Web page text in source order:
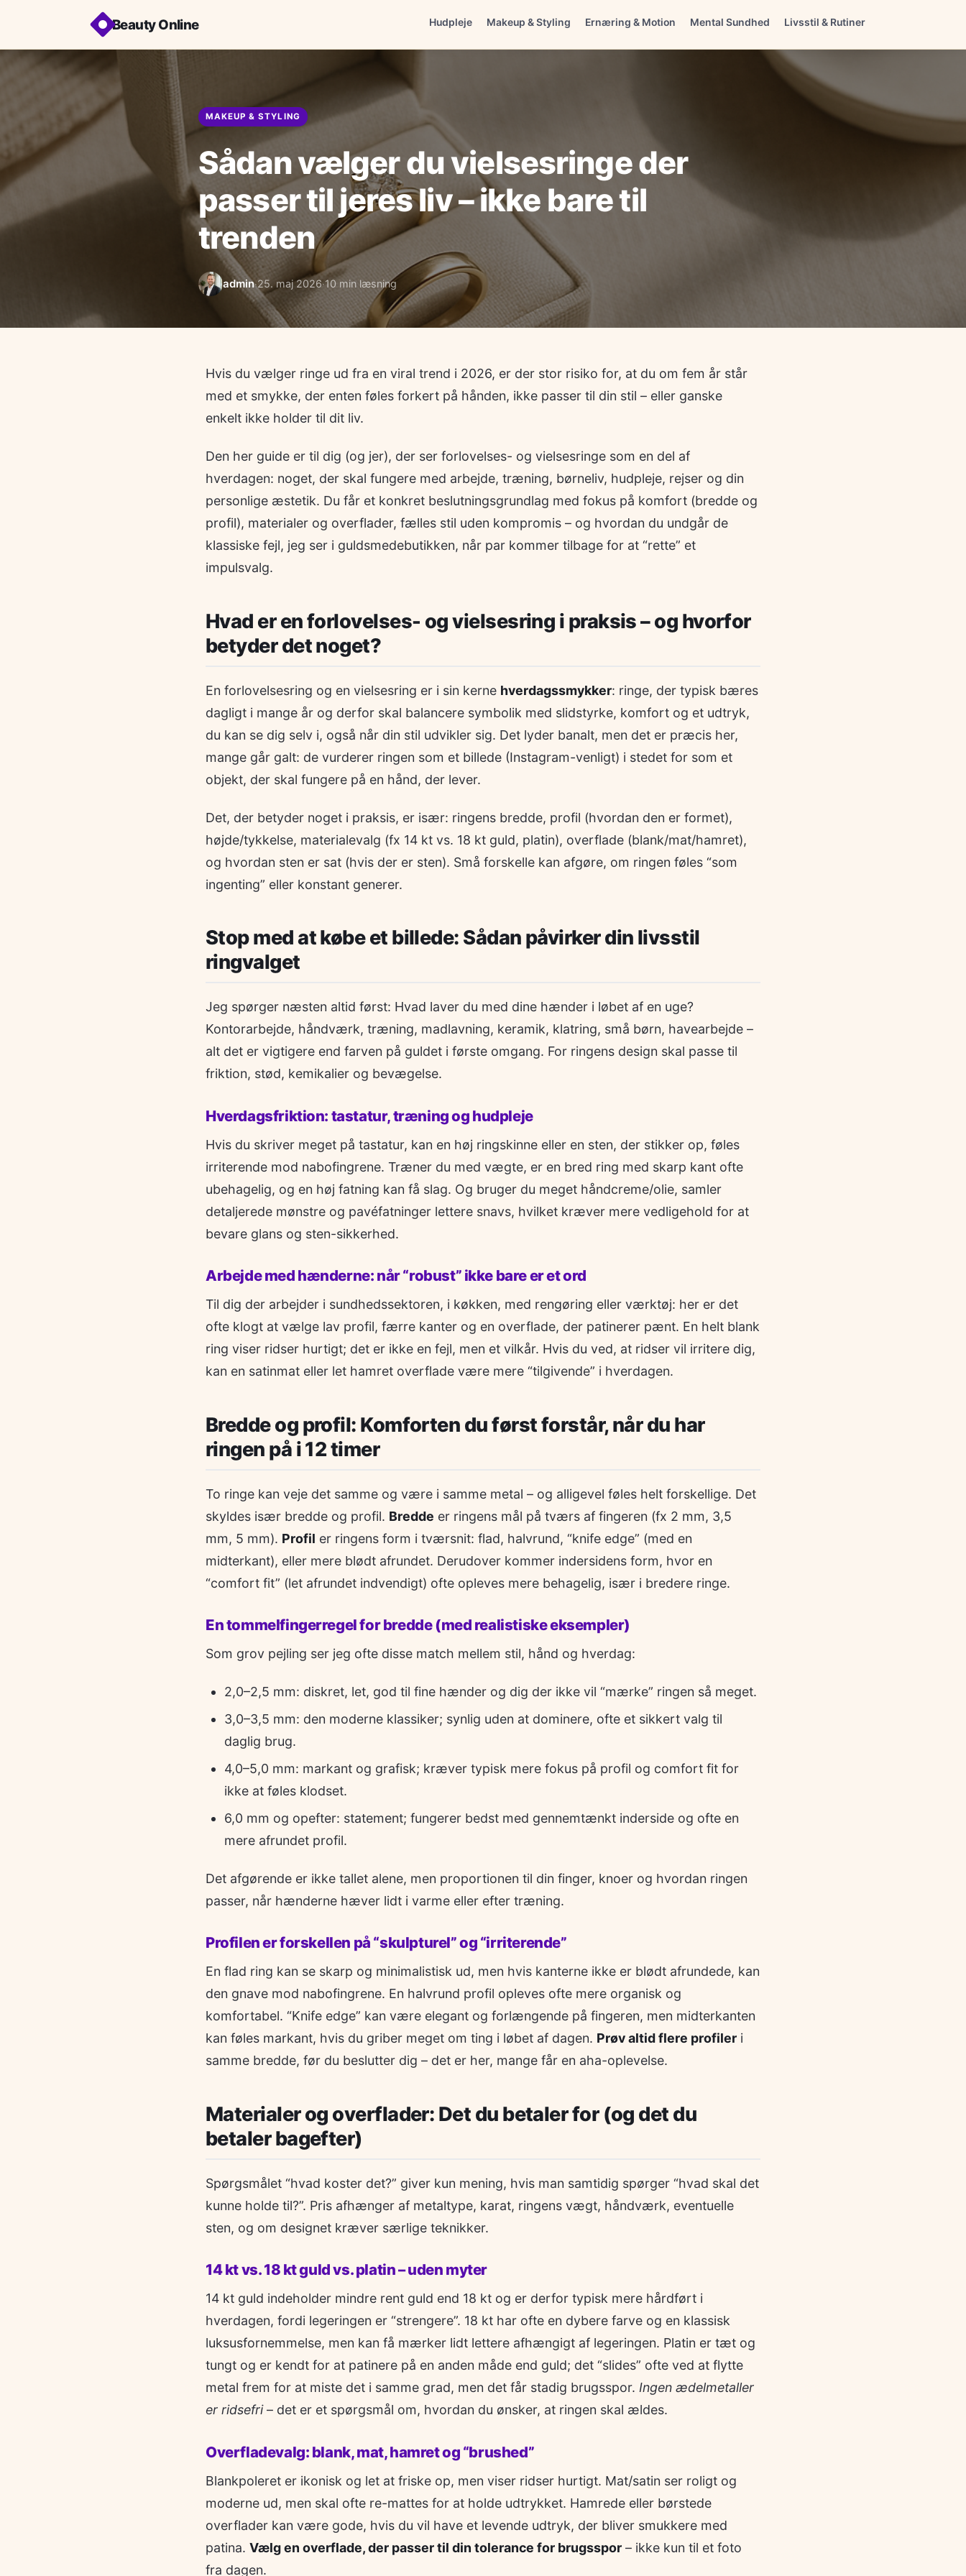
Beauty Online Hudpleje Makeup & Styling Ernæring & Motion Mental Sundhed Livsstil & Rutiner
MAKEUP & STYLING
Sådan vælger du vielsesringe der
passer til jeres liv – ikke bare til
trenden
admin·25. maj 2026·10 min læsning
Hvis du vælger ringe ud fra en viral trend i 2026, er der stor risiko for, at du om fem år står
med et smykke, der enten føles forkert på hånden, ikke passer til din stil – eller ganske
enkelt ikke holder til dit liv.
Den her guide er til dig (og jer), der ser forlovelses- og vielsesringe som en del af
hverdagen: noget, der skal fungere med arbejde, træning, børneliv, hudpleje, rejser og din
personlige æstetik. Du får et konkret beslutningsgrundlag med fokus på komfort (bredde og
profil), materialer og overflader, fælles stil uden kompromis – og hvordan du undgår de
klassiske fejl, jeg ser i guldsmedebutikken, når par kommer tilbage for at “rette” et
impulsvalg.
Hvad er en forlovelses- og vielsesring i praksis – og hvorfor
betyder det noget?
En forlovelsesring og en vielsesring er i sin kerne hverdagssmykker: ringe, der typisk bæres
dagligt i mange år og derfor skal balancere symbolik med slidstyrke, komfort og et udtryk,
du kan se dig selv i, også når din stil udvikler sig. Det lyder banalt, men det er præcis her,
mange går galt: de vurderer ringen som et billede (Instagram-venligt) i stedet for som et
objekt, der skal fungere på en hånd, der lever.
Det, der betyder noget i praksis, er især: ringens bredde, profil (hvordan den er formet),
højde/tykkelse, materialevalg (fx 14 kt vs. 18 kt guld, platin), overflade (blank/mat/hamret),
og hvordan sten er sat (hvis der er sten). Små forskelle kan afgøre, om ringen føles “som
ingenting” eller konstant generer.
Stop med at købe et billede: Sådan påvirker din livsstil
ringvalget
Jeg spørger næsten altid først: Hvad laver du med dine hænder i løbet af en uge?
Kontorarbejde, håndværk, træning, madlavning, keramik, klatring, små børn, havearbejde –
alt det er vigtigere end farven på guldet i første omgang. For ringens design skal passe til
friktion, stød, kemikalier og bevægelse.
Hverdagsfriktion: tastatur, træning og hudpleje
Hvis du skriver meget på tastatur, kan en høj ringskinne eller en sten, der stikker op, føles
irriterende mod nabofingrene. Træner du med vægte, er en bred ring med skarp kant ofte
ubehagelig, og en høj fatning kan få slag. Og bruger du meget håndcreme/olie, samler
detaljerede mønstre og pavéfatninger lettere snavs, hvilket kræver mere vedligehold for at
bevare glans og sten-sikkerhed.
Arbejde med hænderne: når “robust” ikke bare er et ord
Til dig der arbejder i sundhedssektoren, i køkken, med rengøring eller værktøj: her er det
ofte klogt at vælge lav profil, færre kanter og en overflade, der patinerer pænt. En helt blank
ring viser ridser hurtigt; det er ikke en fejl, men et vilkår. Hvis du ved, at ridser vil irritere dig,
kan en satinmat eller let hamret overflade være mere “tilgivende” i hverdagen.
Bredde og profil: Komforten du først forstår, når du har
ringen på i 12 timer
To ringe kan veje det samme og være i samme metal – og alligevel føles helt forskellige. Det
skyldes især bredde og profil. Bredde er ringens mål på tværs af fingeren (fx 2 mm, 3,5
mm, 5 mm). Profil er ringens form i tværsnit: flad, halvrund, “knife edge” (med en
midterkant), eller mere blødt afrundet. Derudover kommer indersidens form, hvor en
“comfort fit” (let afrundet indvendigt) ofte opleves mere behagelig, især i bredere ringe.
En tommelfingerregel for bredde (med realistiske eksempler)
Som grov pejling ser jeg ofte disse match mellem stil, hånd og hverdag:
2,0–2,5 mm: diskret, let, god til fine hænder og dig der ikke vil “mærke” ringen så meget.
3,0–3,5 mm: den moderne klassiker; synlig uden at dominere, ofte et sikkert valg til
daglig brug.
4,0–5,0 mm: markant og grafisk; kræver typisk mere fokus på profil og comfort fit for
ikke at føles klodset.
6,0 mm og opefter: statement; fungerer bedst med gennemtænkt inderside og ofte en
mere afrundet profil.
Det afgørende er ikke tallet alene, men proportionen til din finger, knoer og hvordan ringen
passer, når hænderne hæver lidt i varme eller efter træning.
Profilen er forskellen på “skulpturel” og “irriterende”
En flad ring kan se skarp og minimalistisk ud, men hvis kanterne ikke er blødt afrundede, kan
den gnave mod nabofingrene. En halvrund profil opleves ofte mere organisk og
komfortabel. “Knife edge” kan være elegant og forlængende på fingeren, men midterkanten
kan føles markant, hvis du griber meget om ting i løbet af dagen. Prøv altid flere profiler i
samme bredde, før du beslutter dig – det er her, mange får en aha-oplevelse.
Materialer og overflader: Det du betaler for (og det du
betaler bagefter)
Spørgsmålet “hvad koster det?” giver kun mening, hvis man samtidig spørger “hvad skal det
kunne holde til?”. Pris afhænger af metaltype, karat, ringens vægt, håndværk, eventuelle
sten, og om designet kræver særlige teknikker.
14 kt vs. 18 kt guld vs. platin – uden myter
14 kt guld indeholder mindre rent guld end 18 kt og er derfor typisk mere hårdført i
hverdagen, fordi legeringen er “strengere”. 18 kt har ofte en dybere farve og en klassisk
luksusfornemmelse, men kan få mærker lidt lettere afhængigt af legeringen. Platin er tæt og
tungt og er kendt for at patinere på en anden måde end guld; det “slides” ofte ved at flytte
metal frem for at miste det i samme grad, men det får stadig brugsspor. Ingen ædelmetaller
er ridsefri– det er et spørgsmål om, hvordan du ønsker, at ringen skal ældes.
Overfladevalg: blank, mat, hamret og “brushed”
Blankpoleret er ikonisk og let at friske op, men viser ridser hurtigt. Mat/satin ser roligt og
moderne ud, men skal ofte re-mattes for at holde udtrykket. Hamrede eller børstede
overflader kan være gode, hvis du vil have et levende udtryk, der bliver smukkere med
patina. Vælg en overflade, der passer til din tolerance for brugsspor – ikke kun til et foto
fra dagen.